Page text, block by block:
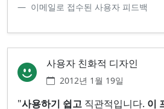
이메일로 접수된 사용자 피드백
사용자 친화적 디자인
2012년 1월 19일
"사용하기 쉽고 직관적입니다. 이